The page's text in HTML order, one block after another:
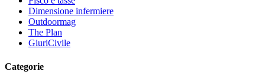
Dimensione infermiere
Outdoormag
The Plan
GiuriCivile
Categorie